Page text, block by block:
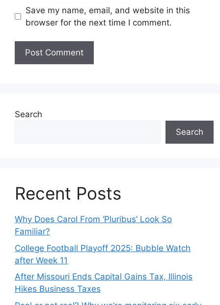
Save my name, email, and website in this
browser for the next time I comment.
Search
Search
Recent Posts
Why Does Carol From ‘Pluribus’ Look So
Familiar?
College Football Playoff 2025: Bubble Watch
after Week 11
After Missouri Ends Capital Gains Tax, Illinois
Hikes Business Taxes